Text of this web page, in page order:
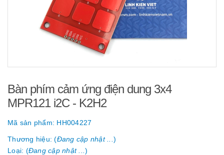
Bàn phím cảm ứng điện dung 3x4
MPR121 i2C - K2H2
Mã sản phẩm: HH004227
Thương hiệu: (Đang cập nhật ... )
Loại: (Đang cập nhật ... )